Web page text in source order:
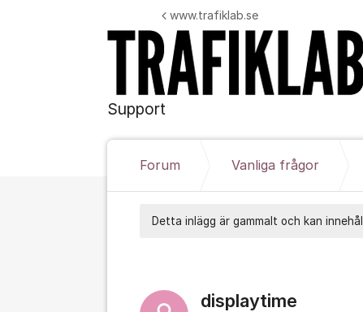
Support
www.trafiklab.se
Forum Vanliga frågor
Detta inlägg är gammalt och kan
displaytime